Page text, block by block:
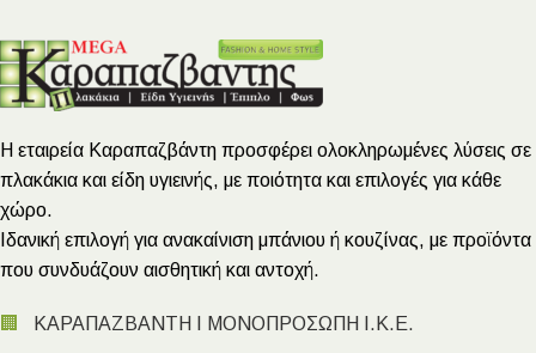
Η εταιρεία Καραπαζβάντη προσφέρει ολοκληρωμένες λύσεις σε
πλακάκια και είδη υγιεινής, με ποιότητα και επιλογές για κάθε
χώρο.
Ιδανική επιλογή για ανακαίνιση μπάνιου ή κουζίνας, με προϊόντα
που συνδυάζουν αισθητική και αντοχή.
🏢 ΚΑΡΑΠΑΖΒΑΝΤΗ Ι ΜΟΝΟΠΡΟΣΩΠΗ Ι.Κ.Ε.